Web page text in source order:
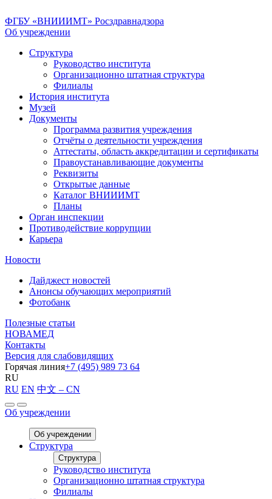
ФГБУ «ВНИИИМТ» Росздравнадзора
Об учреждении
Структура
Руководство института
Организационно штатная структура
Филиалы
История института
Музей
Документы
Программа развития учреждения
Отчёты о деятельности учреждения
Аттестаты, область аккредитации и сертификаты
Правоустанавливающие документы
Реквизиты
Открытые данные
Каталог ВНИИИМТ
Планы
Орган инспекции
Противодействие коррупции
Карьера
Новости
Дайджест новостей
Анонсы обучающих мероприятий
Фотобанк
Полезные статьи
НОВАМЕД
Контакты
Версия для слабовидящих
Горячая линия+7 (495) 989 73 64
RU
RU EN 中文 – CN
Об учреждении
Об учреждении
Структура
Структура
Руководство института
Организационно штатная структура
Филиалы